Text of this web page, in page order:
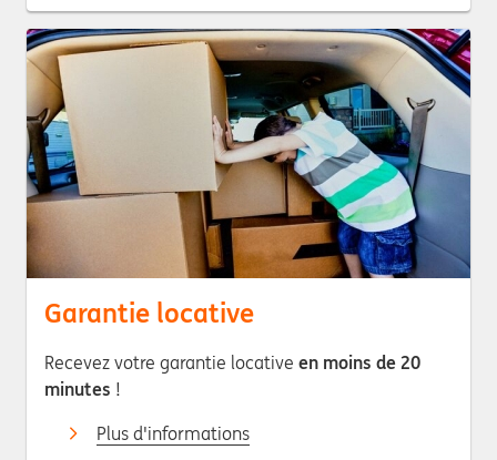
Garantie locative
Recevez votre garantie locative en moins de 20
minutes !
Plus d'informations